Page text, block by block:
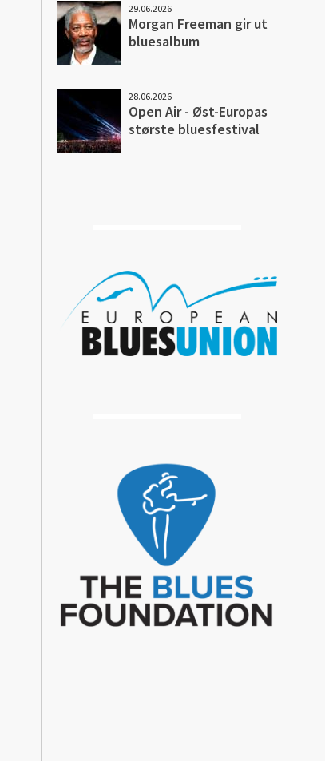
29.06.2026
Morgan Freeman gir ut
bluesalbum
28.06.2026
Open Air - Øst-Europas
største bluesfestival